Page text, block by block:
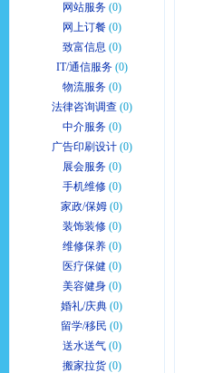
网站服务 (0)
网上订餐 (0)
致富信息 (0)
IT/通信服务 (0)
物流服务 (0)
法律咨询调查 (0)
中介服务 (0)
广告印刷设计 (0)
展会服务 (0)
手机维修 (0)
家政/保姆 (0)
装饰装修 (0)
维修保养 (0)
医疗保健 (0)
美容健身 (0)
婚礼/庆典 (0)
留学/移民 (0)
送水送气 (0)
搬家拉货 (0)